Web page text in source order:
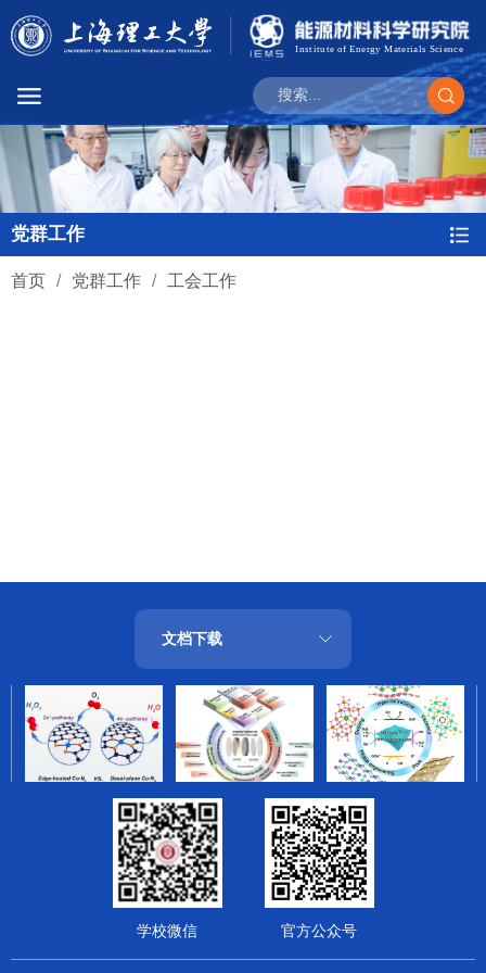
党群工作
首页 / 党群工作 / 工会工作
文档下载
学校微信 官方公众号